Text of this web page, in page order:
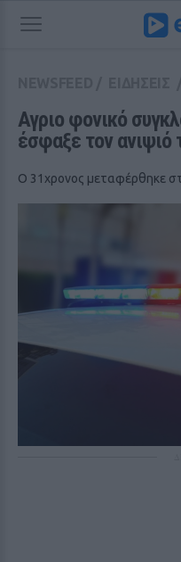
Αγριο φονικό
έσφαξε τον ανιψιό
Ο 31χρονος μεταφέρθηκε